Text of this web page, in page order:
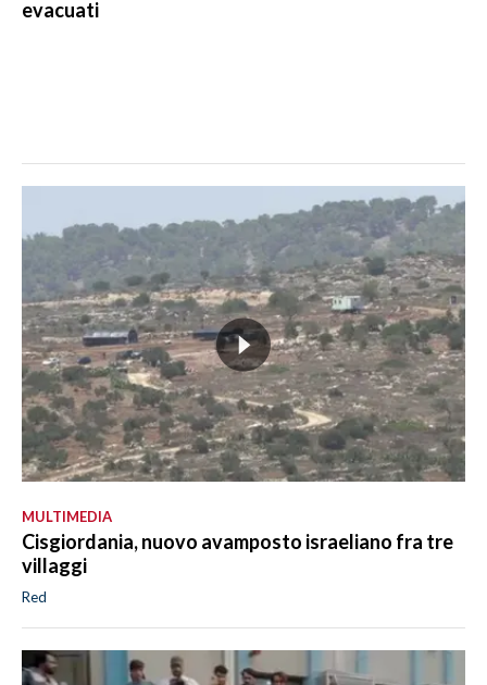
evacuati
MULTIMEDIA
Cisgiordania, nuovo avamposto israeliano fra tre
villaggi
Red